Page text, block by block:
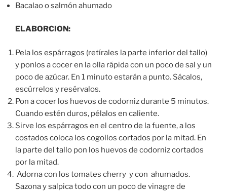
Bacalao o salmón ahumado
ELABORCION:
Pela los espárragos (retírales la parte inferior del tallo)
y ponlos a cocer en la olla rápida con un poco de sal y un
poco de azúcar. En 1 minuto estarán a punto. Sácalos,
escúrrelos y resérvalos.
Pon a cocer los huevos de codorniz durante 5 minutos.
Cuando estén duros, pélalos en caliente.
Sirve los espárragos en el centro de la fuente, a los
costados coloca los cogollos cortados por la mitad. En
la parte del tallo pon los huevos de codorniz cortados
por la mitad.
Adorna con los tomates cherry y con ahumados.
Sazona y salpica todo con un poco de vinagre de